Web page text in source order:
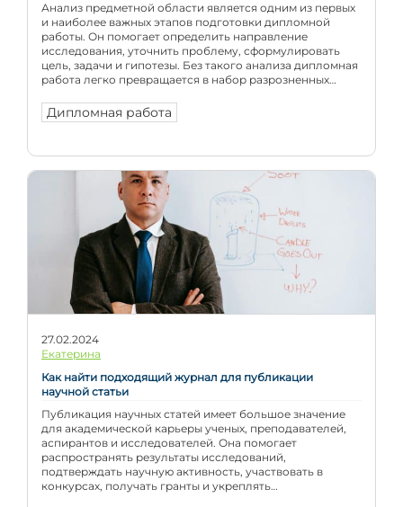
Анализ предметной области является одним из первых
и наиболее важных этапов подготовки дипломной
работы. Он помогает определить направление
исследования, уточнить проблему, сформулировать
цель, задачи и гипотезы. Без такого анализа дипломная
работа легко превращается в набор разрозненных
всегда понятно, зачем она нужна и как связана с темой.
Качественный […]
Дипломная работа
27.02.2024
Екатерина
Как найти подходящий журнал для публикации
научной статьи
Публикация научных статей имеет большое значение
для академической карьеры ученых, преподавателей,
аспирантов и исследователей. Она помогает
распространять результаты исследований,
подтверждать научную активность, участвовать в
конкурсах, получать гранты и укреплять